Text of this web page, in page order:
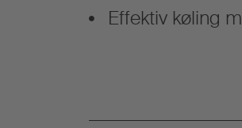
Effektiv køling